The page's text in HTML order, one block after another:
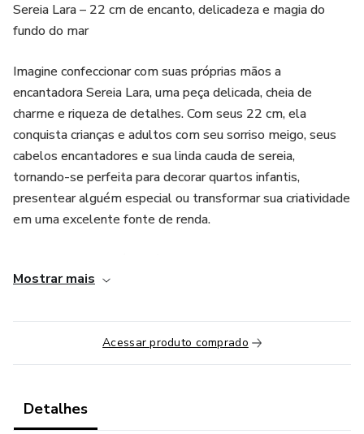
Sereia Lara – 22 cm de encanto, delicadeza e magia do
fundo do mar
Imagine confeccionar com suas próprias mãos a
encantadora Sereia Lara, uma peça delicada, cheia de
charme e riqueza de detalhes. Com seus 22 cm, ela
conquista crianças e adultos com seu sorriso meigo, seus
cabelos encantadores e sua linda cauda de sereia,
tornando-se perfeita para decorar quartos infantis,
presentear alguém especial ou transformar sua criatividade
em uma excelente fonte de renda.
✅ Vídeo aula completa, passo a passo do início ao fim
folha A4
Mostrar mais
Acessar produto comprado
Detalhes